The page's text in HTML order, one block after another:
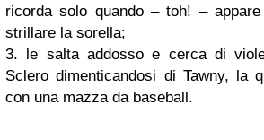
ricorda solo quando – toh! –
strillare la sorella;
3. le salta addosso e cerca di
Sclero dimenticandosi di Tawny, la
con una mazza da baseball.